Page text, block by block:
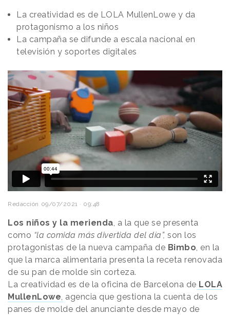
La creatividad es de LOLA MullenLowe y da
protagonismo a los niños
La campaña se difunde a escala nacional en
televisión y soportes digitales
Redacción 09/07/2021 · 09:48
Los niños y la merienda, a la que se presenta
como “la comida más divertida del día”, son los
protagonistas de la nueva campaña de Bimbo, en la
que la marca alimentaria presenta la receta renovada
de su pan de molde sin corteza.
La creatividad es de la oficina de Barcelona de LOLA
MullenLowe, agencia que gestiona la cuenta de los
panes de molde del anunciante desde mayo de